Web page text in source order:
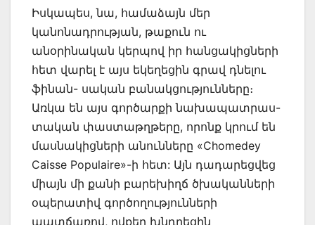
Իսկապես, նա, համաձայն մեր
կանոնադրության, թաքուն ու
անօրինական կերպով իր հանցակիցների
հետ վարել է այս եկեղեցին գրավ դնելու
ֆինան- սական բանակցությունները։
Առկա են այս գործարքի նախապատրաս-
տական փաստաթղթերը, որոնք կրում են
մասնակիցների անունները «Chomedey
Caisse Populaire»-ի հետ: Այն դադարեցվեց
միայն մի քանի բարեխիղճ ծխականների
օպերատիվ գործողությունների
պատճառով, ովքեր խնդրեցին